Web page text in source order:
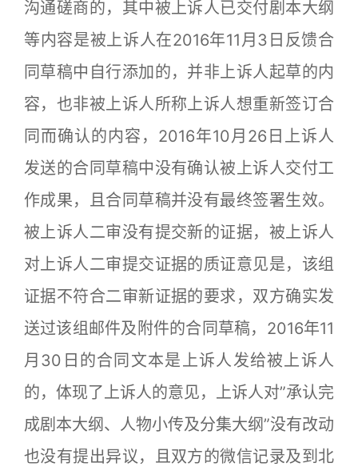
沟通磋商的，其中被上诉人已交付剧本大纲
等内容是被上诉人在2016年11月3日反馈合
同草稿中自行添加的，并非上诉人起草的内
容，也非被上诉人所称上诉人想重新签订合
同而确认的内容，2016年10月26日上诉人
发送的合同草稿中没有确认被上诉人交付工
作成果，且合同草稿并没有最终签署生效。
被上诉人二审没有提交新的证据，被上诉人
对上诉人二审提交证据的质证意见是，该组
证据不符合二审新证据的要求，双方确实发
送过该组邮件及附件的合同草稿，2016年11
月30日的合同文本是上诉人发给被上诉人
的，体现了上诉人的意见，上诉人对”承认完
成剧本大纲、人物小传及分集大纲”没有改动
也没有提出异议，且双方的微信记录及到北